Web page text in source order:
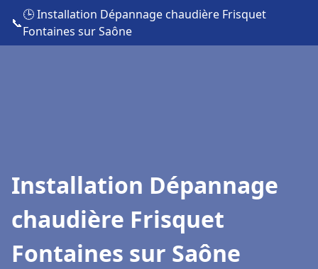
📞
🕒 Installation Dépannage chaudière Frisquet
Fontaines sur Saône
Installation Dépannage
chaudière Frisquet
Fontaines sur Saône